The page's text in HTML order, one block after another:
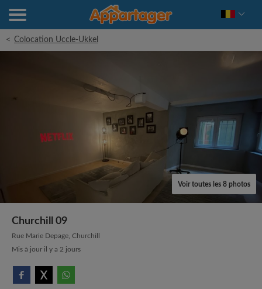
< Colocation Uccle-Ukkel
Voir toutes les 8 photos
Churchill 09
Rue Marie Depage, Churchill
Mis à jour il y a 2 jours